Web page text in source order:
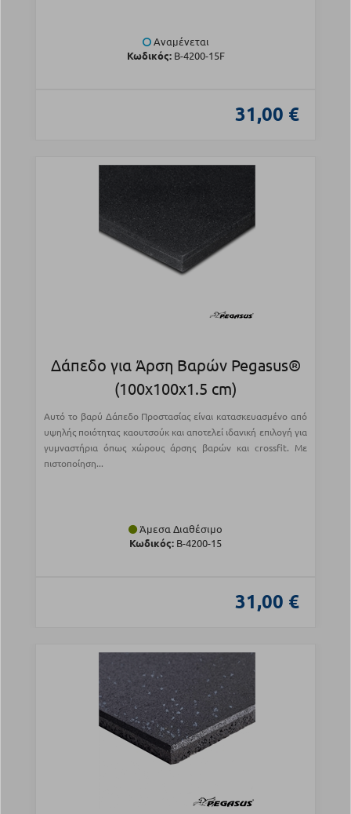
Αναμένεται
Κωδικός:Β-4200-15F
31,00 €
Δάπεδο για Άρση Βαρών Pegasus®
(100x100x1.5 cm)
Αυτό το βαρύ Δάπεδο Προστασίας είναι κατασκευασμένο από
υψηλής ποιότητας καουτσούκ και αποτελεί ιδανική επιλογή για
γυμναστήρια όπως χώρους άρσης βαρών και crossfit. Με
πιστοποίηση...
Άμεσα Διαθέσιμο
Κωδικός: Β-4200-15
31,00 €